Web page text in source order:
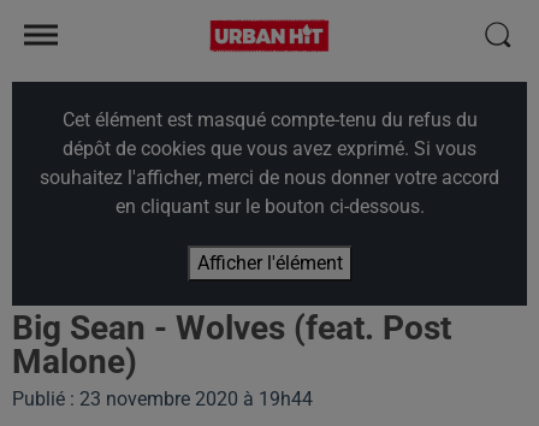
Cet élément est masqué compte-tenu du refus du
dépôt de cookies que vous avez exprimé. Si vous
souhaitez l'afficher, merci de nous donner votre accord
en cliquant sur le bouton ci-dessous.
Afficher l'élément
Big Sean - Wolves (feat. Post
Malone)
Publié : 23 novembre 2020 à 19h44